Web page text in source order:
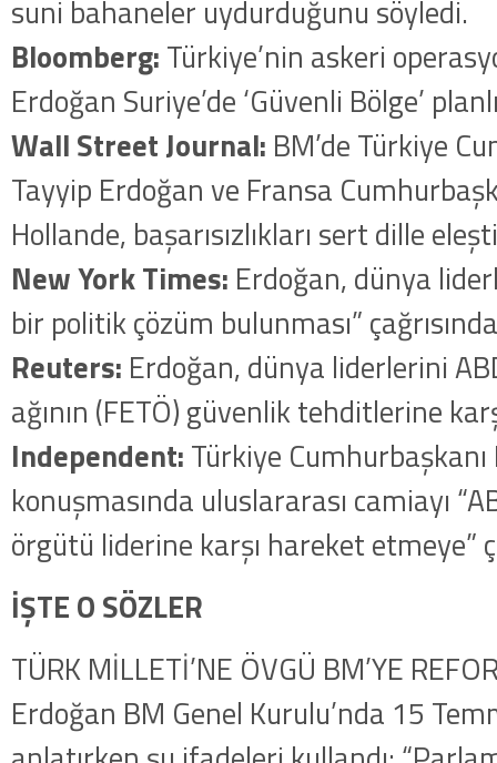
suni bahaneler uydurduğunu söyledi.
Bloomberg: Türkiye’nin askeri
Erdoğan Suriye’de ‘Güvenli Bölge’
Wall Street Journal: BM’de Türkiye
Tayyip Erdoğan ve Fransa
Hollande, başarısızlıkları sert dille
New York Times: Erdoğan, dünya
bir politik çözüm bulunması”
Reuters: Erdoğan, dünya liderlerini
ağının (FETÖ) güvenlik tehditlerine
Independent: Türkiye Cumhurbaşkanı
konuşmasında uluslararası camiayı
örgütü liderine karşı hareket etmeye”
İŞTE O SÖZLER
TÜRK MİLLETİ’NE ÖVGÜ BM’YE
Erdoğan BM Genel Kurulu’nda 15